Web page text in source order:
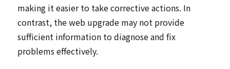
making it easier to take corrective actions. In
contrast, the web upgrade may not provide
sufficient information to diagnose and fix
problems effectively.